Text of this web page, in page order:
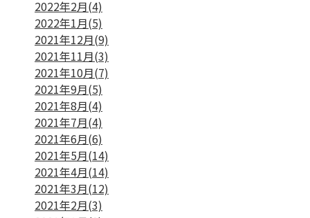
2022年2月(4)
2022年1月(5)
2021年12月(9)
2021年11月(3)
2021年10月(7)
2021年9月(5)
2021年8月(4)
2021年7月(4)
2021年6月(6)
2021年5月(14)
2021年4月(14)
2021年3月(12)
2021年2月(3)